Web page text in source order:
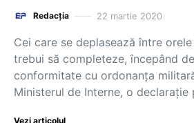
Redacția 22 martie 2020
Cei care se deplasează între
trebui să completeze, începând
conformitate cu ordonanţa
Ministerul de Interne, o declaraţie
Vezi articolul